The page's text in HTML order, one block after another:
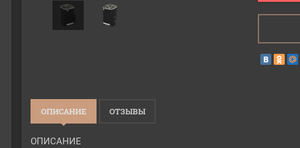
ОПИСАНИЕ ОТЗЫВЫ
ОПИСАНИЕ